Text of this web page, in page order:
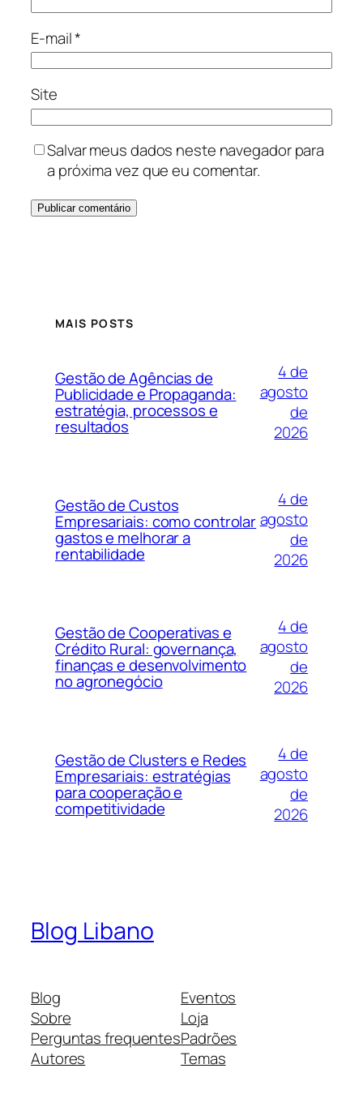
E-mail*
Site
Salvar meus dados neste navegador para
a próxima vez que eu comentar.
MAIS POSTS
Gestão de Agências de
Publicidade e Propaganda:
estratégia, processos e
resultados
4 de
agosto
de
2026
Gestão de Custos
Empresariais: como controlar
gastos e melhorar a
rentabilidade
4 de
agosto
de
2026
Gestão de Cooperativas e
Crédito Rural: governança,
finanças e desenvolvimento
no agronegócio
4 de
agosto
de
2026
Gestão de Clusters e Redes
Empresariais: estratégias
para cooperação e
competitividade
4 de
agosto
de
2026
Blog Libano
Blog
Sobre
Perguntas frequentes
Autores
Eventos
Loja
Padrões
Temas